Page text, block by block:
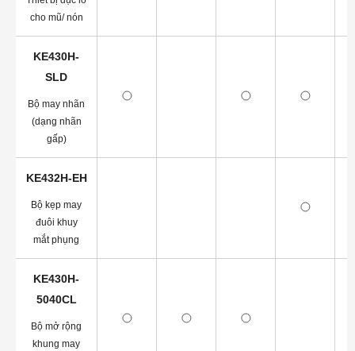
cho mũ/ nón
KE430H-
SLD
Bộ may nhãn
(dạng nhãn
gấp)
KE432H-EH
Bộ kẹp may
đuôi khuy
mắt phụng
KE430H-
5040CL
Bộ mở rộng
khung may